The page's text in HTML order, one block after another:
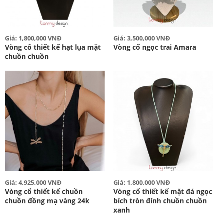
Giá: 1,800,000 VNĐ
Vòng cổ thiết kế hạt lụa mặt
chuồn chuồn
Giá: 3,500,000 VNĐ
Vòng cổ ngọc trai Amara
Giá: 4,925,000 VNĐ
Vòng cổ thiết kế chuồn
chuồn đồng mạ vàng 24k
Giá: 1,800,000 VNĐ
Vòng cổ thiết kế mặt đá ngọc
bích tròn đính chuồn chuồn
xanh